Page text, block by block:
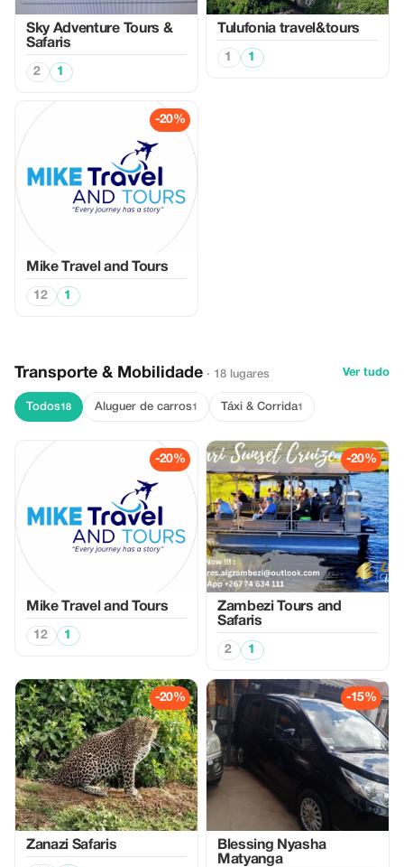
Sky Adventure Tours &
Safaris
2 1
Tulufonia travel&tours
1 1
-20%
Mike Travel and Tours
12 1
Transporte & Mobilidade · 18 lugares Ver tudo
Todos18 Aluguer de carros1 Táxi & Corrida1
-20%
Mike Travel and Tours
12 1
-20%
Zambezi Tours and
Safaris
2 1
-20%
Zanazi Safaris
-15%
Blessing Nyasha
Matyanga